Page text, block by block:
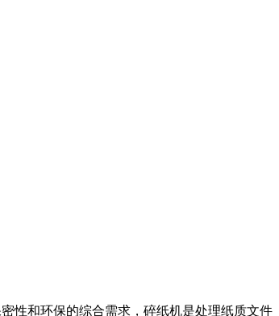
性和环保的综合需求，碎纸机是处理纸质文件